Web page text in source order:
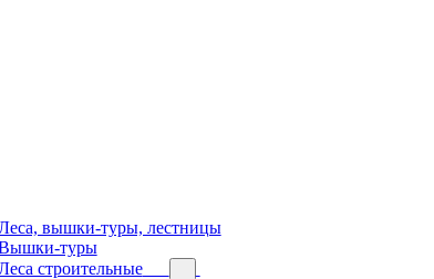
вышки-туры, лестницы
туры
строительные